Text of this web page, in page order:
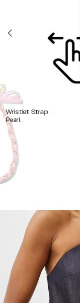
Wristlet Strap
Pearl